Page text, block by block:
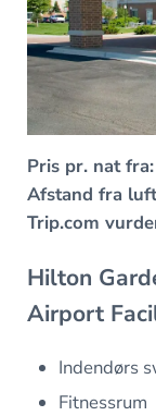
Pris pr. nat fra:
Afstand fra
Trip.com
Hilton
Airport
Indendørs
Fitnessrum